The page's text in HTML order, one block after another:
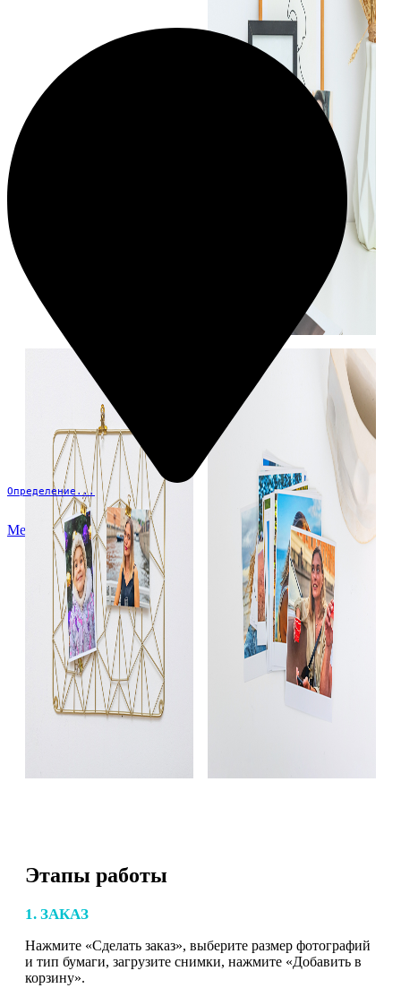
Определение...
Меню
Этапы работы
1. ЗАКАЗ
Нажмите «Сделать заказ», выберите размер фотографий
и тип бумаги, загрузите снимки, нажмите «Добавить в
корзину».